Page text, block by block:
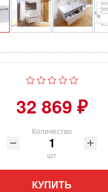
32 869 ₽
Количество
шт
КУПИТЬ